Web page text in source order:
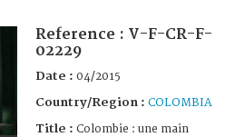
Reference : V-F-CR-F-
02229
Date : 04/2015
Country/Region : COLOMBIA
Title : Colombie : une main